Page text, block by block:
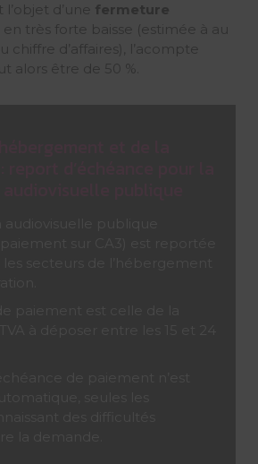
l’objet d’une fermeture
très forte baisse (estimée à au
chiffre d’affaires), l’acompte
alors être de 50 %.